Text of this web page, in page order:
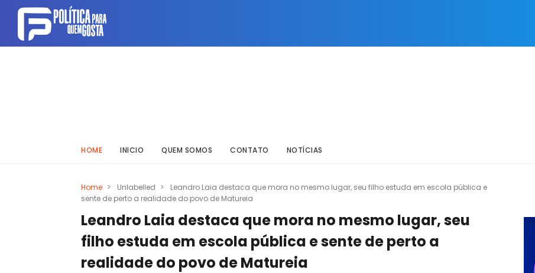
HOME INICIO QUEM SOMOS CONTATO NOTÍCIAS
Home > Unlabelled >
Leandro Laia destaca que mora no mesmo lugar, seu filho estuda em escola pública e
sente de perto a realidade do povo de Matureia
Leandro Laia destaca que mora no mesmo lugar, seu
filho estuda em escola pública e sente de perto a
realidade do povo de Matureia